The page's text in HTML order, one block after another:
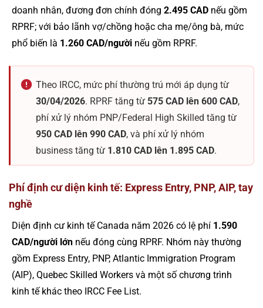
doanh nhân, đương đơn chính đóng 2.495 CAD nếu gồm
RPRF; với bảo lãnh vợ/chồng hoặc cha mẹ/ông bà, mức
phổ biến là 1.260 CAD/người nếu gồm RPRF.
Theo IRCC, mức phí thường trú mới áp dụng từ
30/04/2026. RPRF tăng từ 575 CAD lên 600 CAD,
phí xử lý nhóm PNP/Federal High Skilled tăng từ
950 CAD lên 990 CAD, và phí xử lý nhóm
business tăng từ 1.810 CAD lên 1.895 CAD.
Phí định cư diện kinh tế: Express Entry, PNP, AIP, tay
nghề
Diện định cư kinh tế Canada năm 2026 có lệ phí 1.590
CAD/người lớn nếu đóng cùng RPRF. Nhóm này thường
gồm Express Entry, PNP, Atlantic Immigration Program
(AIP), Quebec Skilled Workers và một số chương trình
kinh tế khác theo IRCC Fee List.